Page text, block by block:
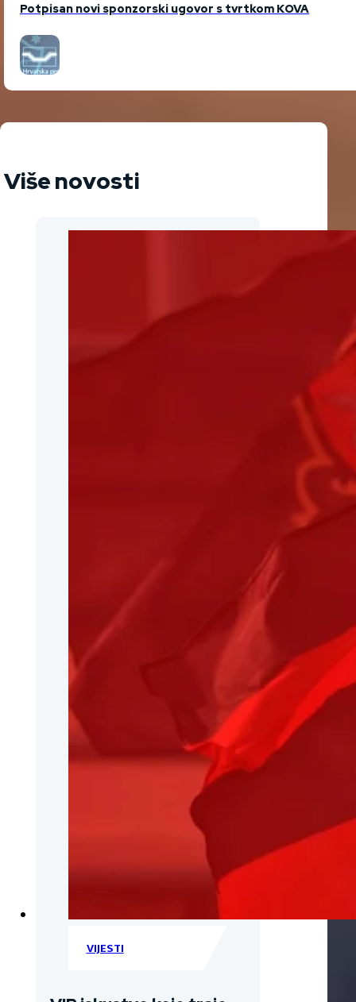
Potpisan novi sponzorski ugovor s tvrtkom KOVA
Više novosti
VIJESTI